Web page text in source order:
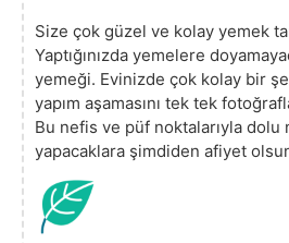
Size çok güzel ve kolay yemek
Yaptığınızda yemelere
yemeği. Evinizde çok kolay bir
yapım aşamasını tek tek
Bu nefis ve püf noktalarıyla dolu
yapacaklara şimdiden afiyet